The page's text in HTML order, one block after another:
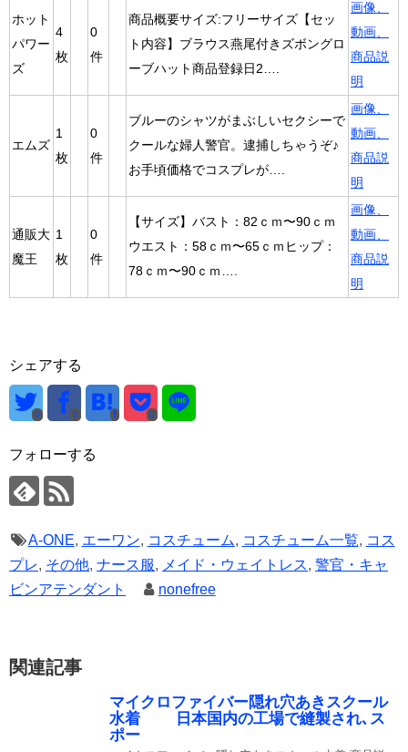
ホット
パワー
ズ
4
枚
0
件
商品概要サイズ:フリーサイズ【セッ
ト内容】ブラウス燕尾付きズボングロ
ーブハット商品登録日2….
画像、
動画、
商品説
明
エムズ
1
枚
0
件
ブルーのシャツがまぶしいセクシーで
クールな婦人警官。逮捕しちゃうぞ♪
お手頃価格でコスプレが….
画像、
動画、
商品説
明
通販大
魔王
1
枚
0
件
【サイズ】バスト：82ｃｍ〜90ｃｍ
ウエスト：58ｃｍ〜65ｃｍヒップ：
78ｃｍ〜90ｃｍ….
画像、
動画、
商品説
明
シェアする
0 0 0
フォローする
A-ONE, エーワン, コスチューム, コスチューム一覧, コス
プレ, その他, ナース服, メイド・ウェイトレス, 警官・キャ
ビンアテンダント
nonefree
関連記事
マイクロファイバー隠れ穴あきスクール
水着 日本国内の工場で縫製され､ス
ポー